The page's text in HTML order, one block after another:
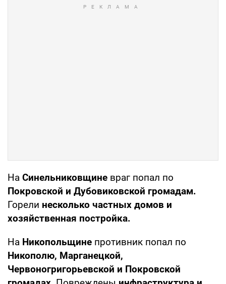
На Синельниковщине враг попал по
Покровской и Дубовиковской громадам.
Горели несколько частных домов и
хозяйственная постройка.
На Никопольщине противник попал по
Никополю, Марганецкой,
Червоногригорьевской и Покровской